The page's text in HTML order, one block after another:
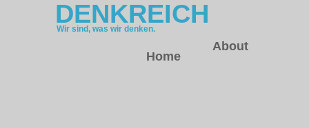
DENKREICH
Wir sind, was wir denken.
Home
About